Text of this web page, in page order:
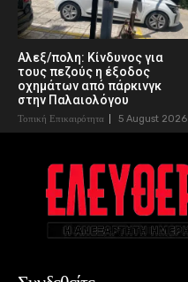
Αλεξ/πολη: Κίνδυνος για
τους πεζούς η έξοδος
οχημάτων από πάρκινγκ
στην Παλαιολόγου
Τοπική Επικαιρότητα 5 August 2026